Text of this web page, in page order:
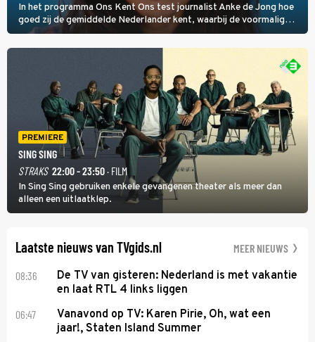
In het programma Ons Kent Ons test journalist Anke de Jong hoe
goed zij de gemiddelde Nederlander kent, waarbij de voormalig
hoofdredacteur van modebladen Glamour en Elle het samen met
rapper Keizer opneemt tegen Edson da Graça en Marc-Marie
PREMIERE
SING SING
STRAKS 22:00 - 23:50· FILM
In Sing Sing gebruiken enkele gevangenen theater als meer dan
alleen een uitlaatklep.
Laatste nieuws van TVgids.nl MEER NIEUWS
08:36
De TV van gisteren: Nederland is met vakantie
en laat RTL 4 links liggen
06:47
Vanavond op TV: Karen Pirie, Oh, wat een
jaar!, Staten Island Summer